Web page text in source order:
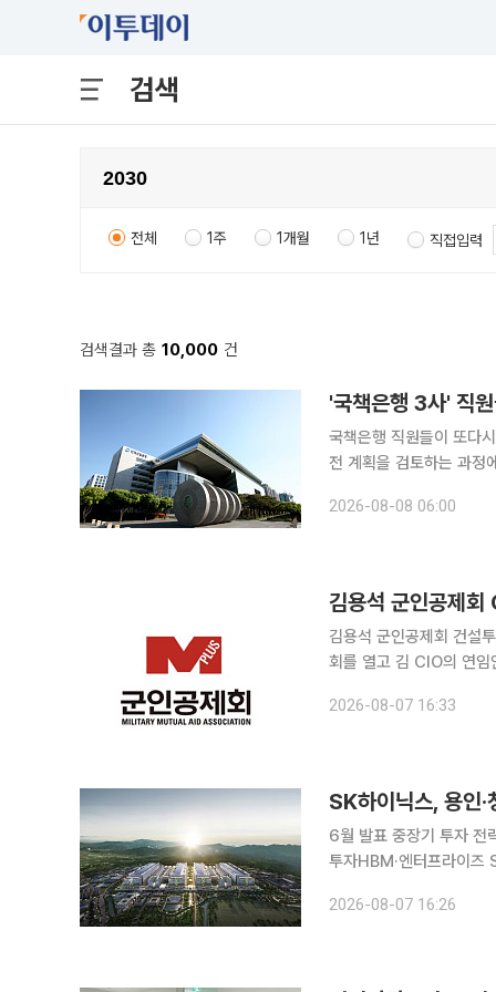
검색
전체 1주 1개월 1년 직접입력
검색결과 총 10,000 건
'국책은행 3사' 직
국책은행 직원들이 또다
전 계획을 검토하는 과정
2026-08-08 06:00
김용석 군인공제
김용석 군인공제회 건설투자부문이사
회를 열고 김 CIO의 연임
와 각 군 주요 직위자 등
2026-08-07 16:33
SK하이닉스, 용인
6월 발표 중장기 투자
투자HBM·엔터프라이즈 SSD
신규 반도체 생산시설을
2026-08-07 16:26